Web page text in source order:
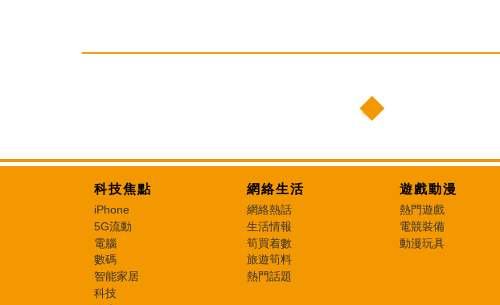
科技焦點
iPhone
5G流動
電腦
數碼
智能家居
科技
網絡生活
網絡熱話
生活情報
筍買着數
旅遊筍料
熱門話題
遊戲動漫
熱門遊戲
電競裝備
動漫玩具